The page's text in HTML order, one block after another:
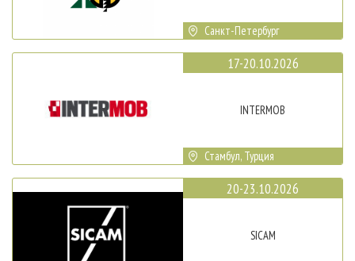
Санкт-Петербург
17-20.10.2026
INTERMOB
Стамбул, Турция
20-23.10.2026
SICAM